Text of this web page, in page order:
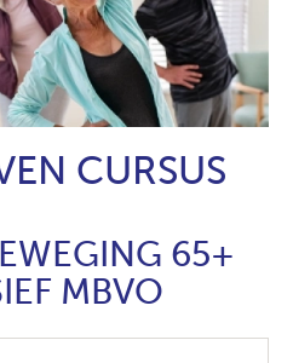
CURSUS
65+
MBVO